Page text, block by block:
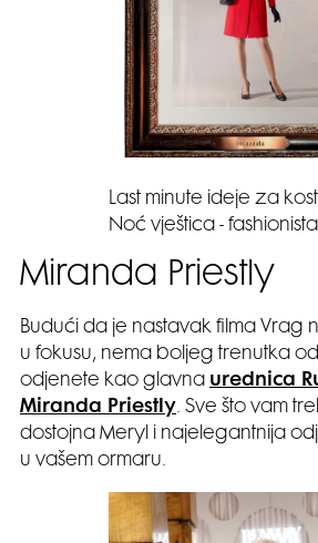
Last minute ideje za
Noć vještica -
Miranda Priestly
Budući da je nastavak filma Vrag
u fokusu, nema boljeg trenutka
odjenete kao glavna urednica
Miranda Priestly. Sve što vam
dostojna Meryl i najelegantnija
u vašem ormaru.